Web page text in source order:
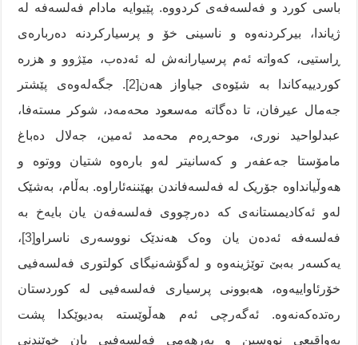
باسی کورد و فەلسەفەی کردووە. پێیوایە مادام فەلسەفە لە
ژیاندا، بیرکردنەوە و ناسینی خۆ و پرسیارکردنە دەربارەی
ڕاستیی، کەواتە ئەم پرسیارانەش لە ئەدەب، مێژوو و هزرە
کوردییەکاندا بە شێوەی جیاواز هەن[2]
. جگەلەوەی پێشتر
جەمال عیرفان، تا دەگاتە مەسعود محەمەد، شوکر مستەفا،
عبدلواحید نوری، موحەڕەم محەمد ئەمین، جەلال دەباغ
مامۆستا جەعفەر و کەسانیتر لەو بارەوە شتیان ووتوە و
هەوڵیانداوە جۆریک لە فەلسەفاندن بهێننەئاراوە. بەڵام، بەشێک
لەو ئەکادیمستانەی کە دەرچووی فەلسەفەن یان بایەخ بە
فەلسەفە ئەدەن یان وەک هەندێک نووسەری ناسراو[3]
،
یەکسەر بەبێ توێژینەوە و لەگۆشەنیگای کولتوری فەلسەفیی
خۆرئاواییەوە، هەبوونی پرسیاری فەلسەفیی لە کوردستان
رەتدەکەنەوە. ئەگەرچی ئەم هەڵوێستە بەدیوێکدا پشت
بەواقیعی نووسین و بەرهەمی فەلسەفیی یان خوێندنی